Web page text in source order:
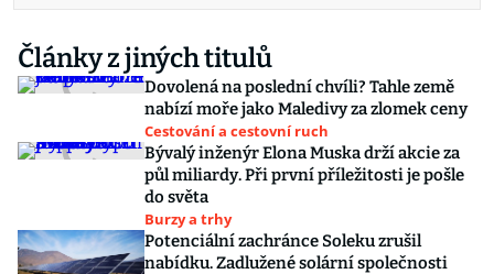
Články z jiných titulů
Dovolená na poslední chvíli? Tahle země
nabízí moře jako Maledivy za zlomek ceny
Cestování a cestovní ruch
Bývalý inženýr Elona Muska drží akcie za
půl miliardy. Při první příležitosti je pošle
do světa
Burzy a trhy
Potenciální zachránce Soleku zrušil
nabídku. Zadlužené solární společnosti